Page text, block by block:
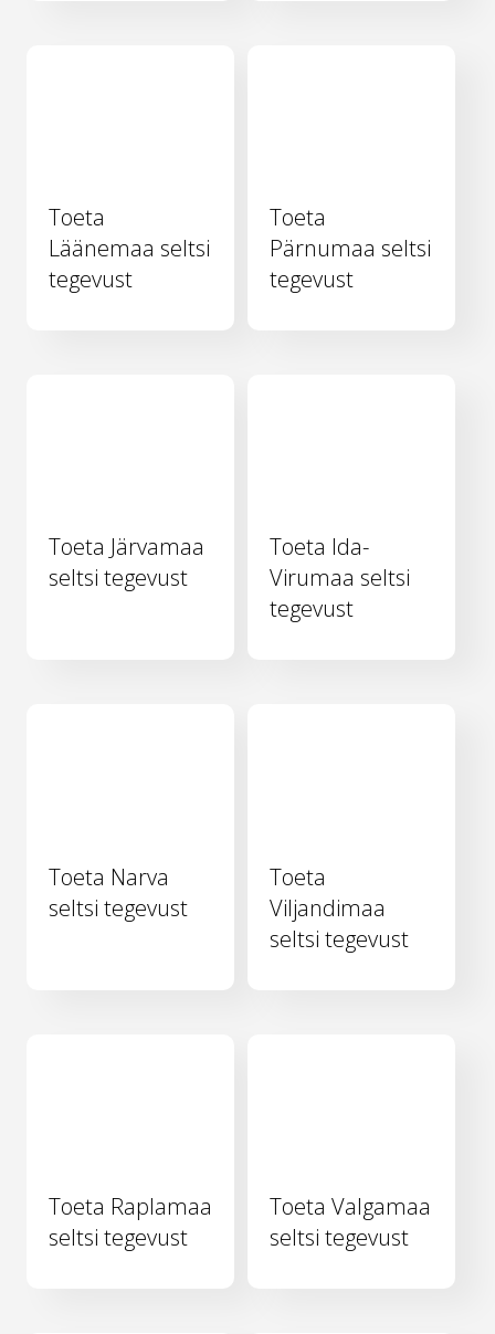
Toeta
Läänemaa seltsi
tegevust
Toeta
Pärnumaa seltsi
tegevust
Toeta Järvamaa
seltsi tegevust
Toeta Ida-
Virumaa seltsi
tegevust
Toeta Narva
seltsi tegevust
Toeta
Viljandimaa
seltsi tegevust
Toeta Raplamaa
seltsi tegevust
Toeta Valgamaa
seltsi tegevust